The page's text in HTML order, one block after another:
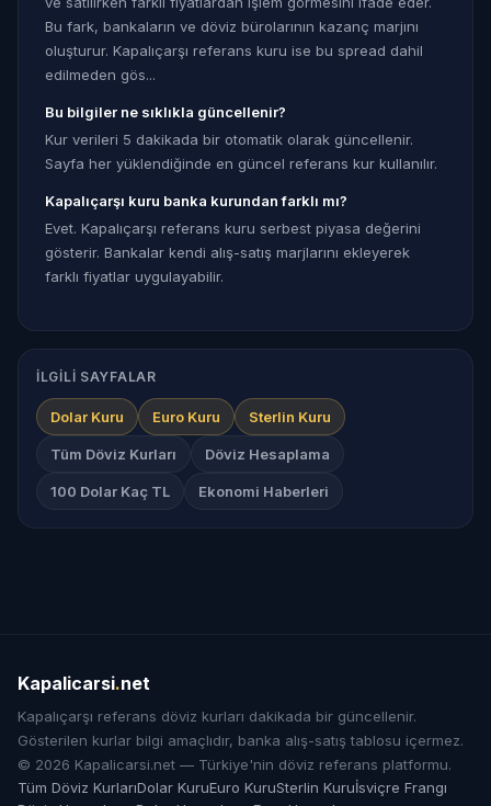
Bu fark, bankaların ve döviz bürolarının kazanç marjını
oluşturur. Kapalıçarşı referans kuru ise bu spread dahil
edilmeden gös...
Bu bilgiler ne sıklıkla güncellenir?
Kur verileri 5 dakikada bir otomatik olarak güncellenir.
Sayfa her yüklendiğinde en güncel referans kur kullanılır.
Kapalıçarşı kuru banka kurundan farklı mı?
Evet. Kapalıçarşı referans kuru serbest piyasa değerini
gösterir. Bankalar kendi alış-satış marjlarını ekleyerek
farklı fiyatlar uygulayabilir.
İLGILI SAYFALAR
Dolar Kuru Euro Kuru Sterlin Kuru
Tüm Döviz Kurları Döviz Hesaplama
100 Dolar Kaç TL Ekonomi Haberleri
Kapalicarsi.net
Kapalıçarşı referans döviz kurları dakikada bir güncellenir.
Gösterilen kurlar bilgi amaçlıdır, banka alış-satış tablosu içermez.
© 2026 Kapalicarsi.net — Türkiye'nin döviz referans platformu.
Tüm Döviz KurlarıDolar KuruEuro KuruSterlin Kuruİsviçre Frangı